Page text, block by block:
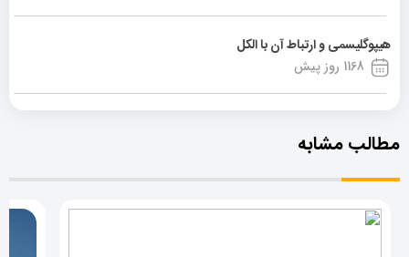
هیپوگلیسمی و ارتباط آن با الکل
1168 روز پیش
مطالب مشابه